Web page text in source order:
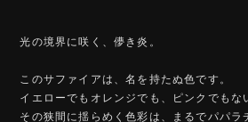
光の境界に咲く、儚き炎。
このサファイアは、名を持たぬ色です。
イエローでもオレンジでも、ピンクでもな
その狭間に揺らめく色彩は、まるでパパラ